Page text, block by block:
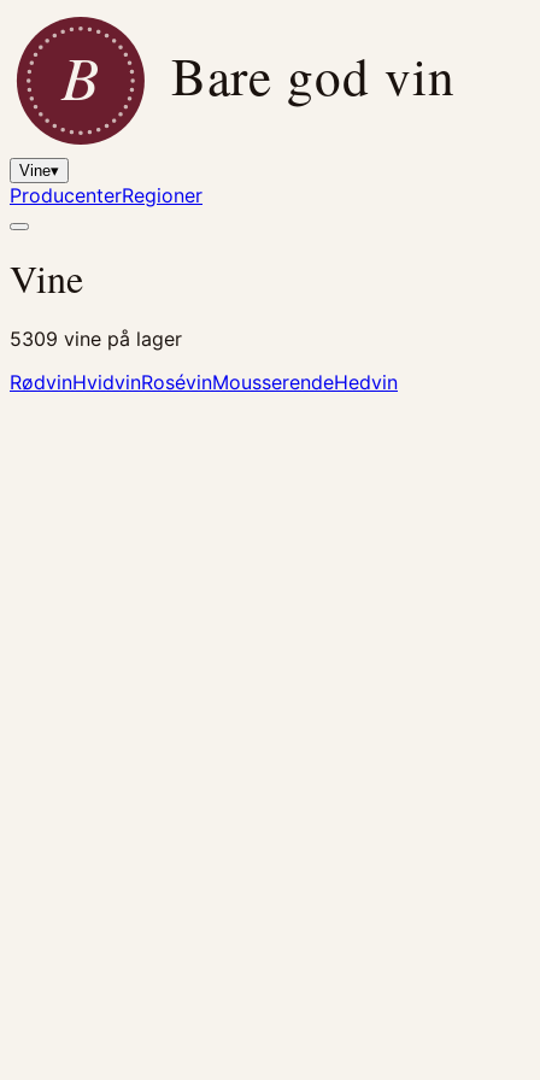
B Bare god vin
Vine▾
ProducenterRegioner
Vine
5309 vine på lager
RødvinHvidvinRosévinMousserendeHedvin